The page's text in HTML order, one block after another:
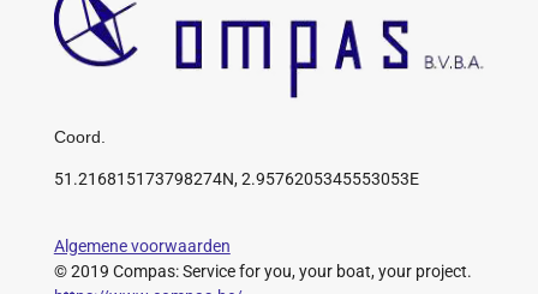
Coord.
51.216815173798274N, 2.9576205345553053E
Algemene voorwaarden
© 2019 Compas: Service for you, your boat, your project.